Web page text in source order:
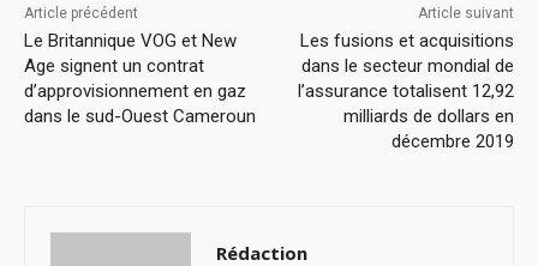
Article précédent
Le Britannique VOG et New
Age signent un contrat
d’approvisionnement en gaz
dans le sud-Ouest Cameroun
Article suivant
Les fusions et acquisitions
dans le secteur mondial de
l’assurance totalisent 12,92
milliards de dollars en
décembre 2019
Rédaction